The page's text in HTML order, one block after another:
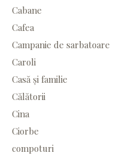
Cabane
Cafea
Campanie de sarbatoare
Caroli
Casă și familie
Călătorii
Cina
Ciorbe
compoturi